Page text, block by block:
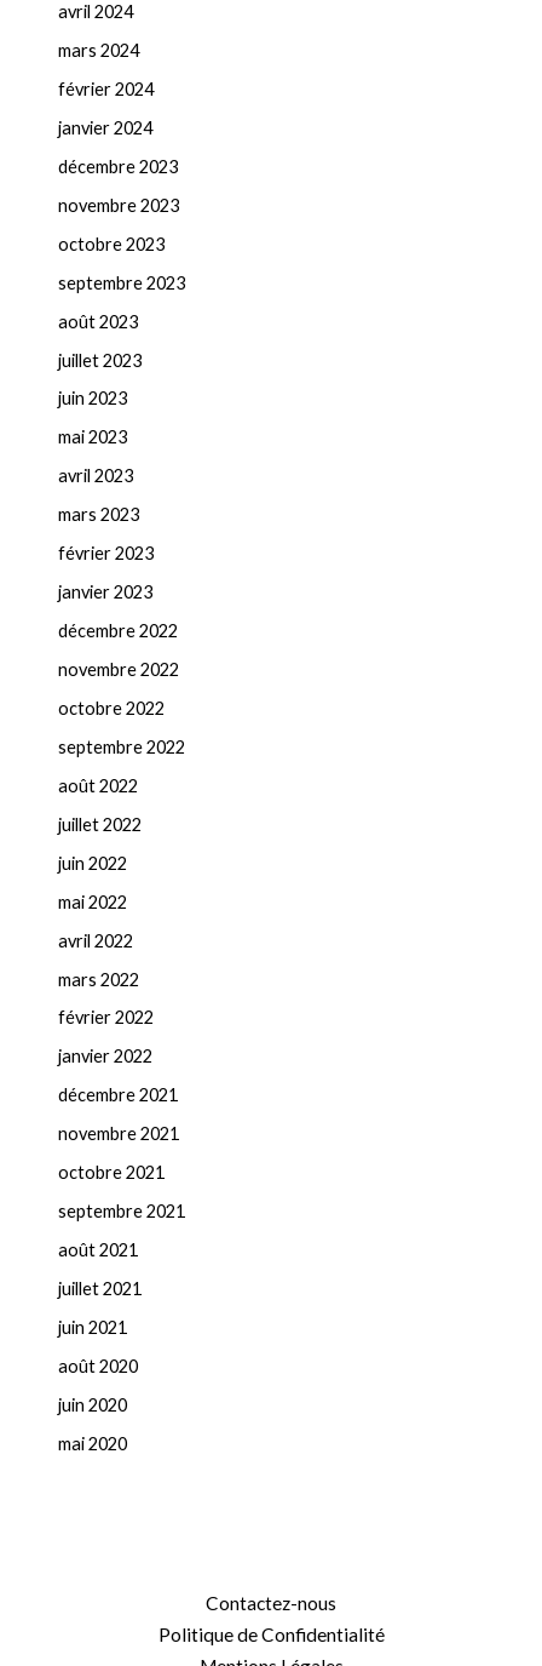
avril 2024
mars 2024
février 2024
janvier 2024
décembre 2023
novembre 2023
octobre 2023
septembre 2023
août 2023
juillet 2023
juin 2023
mai 2023
avril 2023
mars 2023
février 2023
janvier 2023
décembre 2022
novembre 2022
octobre 2022
septembre 2022
août 2022
juillet 2022
juin 2022
mai 2022
avril 2022
mars 2022
février 2022
janvier 2022
décembre 2021
novembre 2021
octobre 2021
septembre 2021
août 2021
juillet 2021
juin 2021
août 2020
juin 2020
mai 2020
Contactez-nous
Politique de Confidentialité